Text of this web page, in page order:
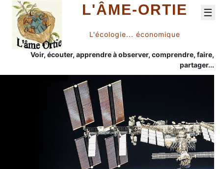
L'ÂME-ORTIE
L'écologie... économique
Voir, écouter, apprendre à observer, comprendre, faire,
partager...
☰